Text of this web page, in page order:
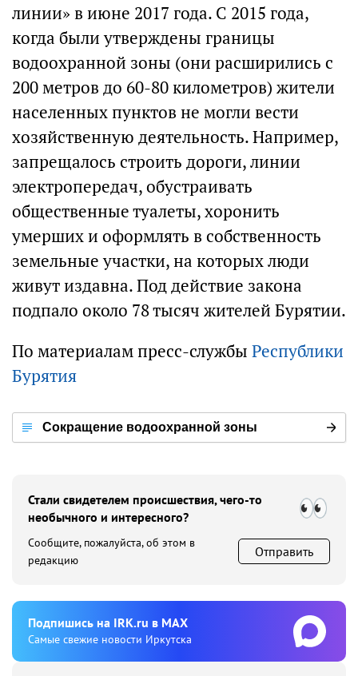
линии» в июне 2017 года. С 2015 года,
когда были утверждены границы
водоохранной зоны (они расширились с
200 метров до 60-80 километров) жители
населенных пунктов не могли вести
хозяйственную деятельность. Например,
запрещалось строить дороги, линии
электропередач, обустраивать
общественные туалеты, хоронить
умерших и оформлять в собственность
земельные участки, на которых люди
живут издавна. Под действие закона
подпало около 78 тысяч жителей Бурятии.
По материалам пресс-службы Республики
Бурятия
Сокращение водоохранной зоны
Стали свидетелем происшествия, чего-то
необычного и интересного?
Сообщите, пожалуйста, об этом в
редакцию
Отправить
Подпишиcь на IRK.ru в MAX
Cамые свежие новости Иркутска